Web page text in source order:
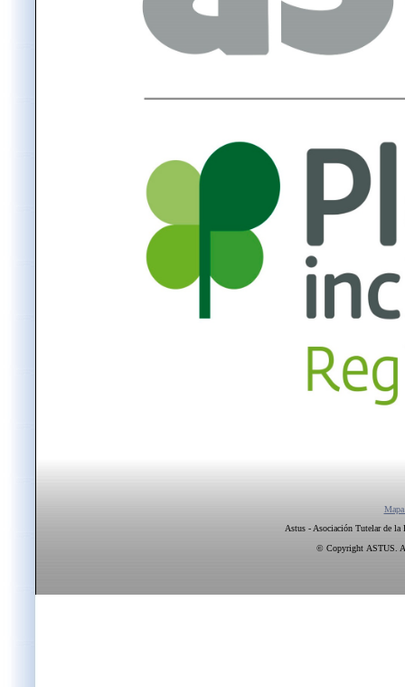
Astus - Asociación Tutelar de la
© Copyright ASTUS.